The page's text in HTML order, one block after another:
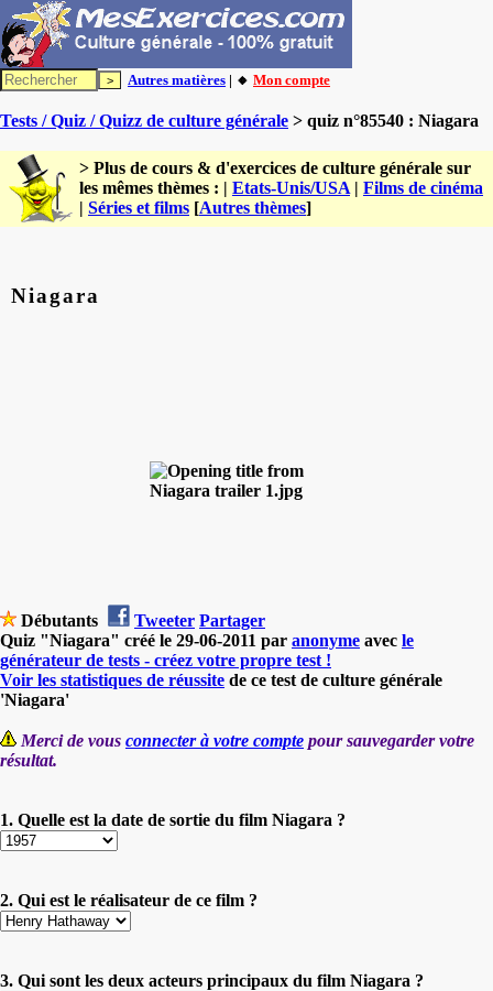
Autres matières | 🔸 Mon compte
Tests / Quiz / Quizz de culture générale > quiz n°85540 : Niagara
> Plus de cours & d'exercices de culture générale sur
les mêmes thèmes : | Etats-Unis/USA | Films de cinéma
| Séries et films [Autres thèmes]
Niagara
Débutants Tweeter Partager
Quiz "Niagara" créé le 29-06-2011 par anonyme avec le
générateur de tests - créez votre propre test !
Voir les statistiques de réussite de ce test de culture générale
'Niagara'
Merci de vous connecter à votre compte pour sauvegarder votre
résultat.
1. Quelle est la date de sortie du film Niagara ?
2. Qui est le réalisateur de ce film ?
3. Qui sont les deux acteurs principaux du film Niagara ?